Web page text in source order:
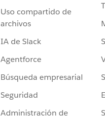
Uso compartido de
archivos
IA de Slack
Agentforce
Búsqueda empresarial
Seguridad
Administración de